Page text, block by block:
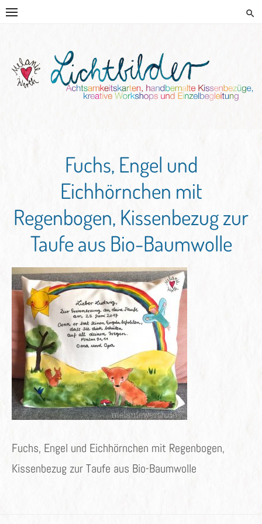
Skip
HANDGEMALTE KISSEN UND
KREATIVE BEGLEITUNG
Fuchs, Engel und
Eichhörnchen mit
Regenbogen, Kissenbezug zur
Taufe aus Bio-Baumwolle
Fuchs, Engel und Eichhörnchen mit Regenbogen,
Kissenbezug zur Taufe aus Bio-Baumwolle